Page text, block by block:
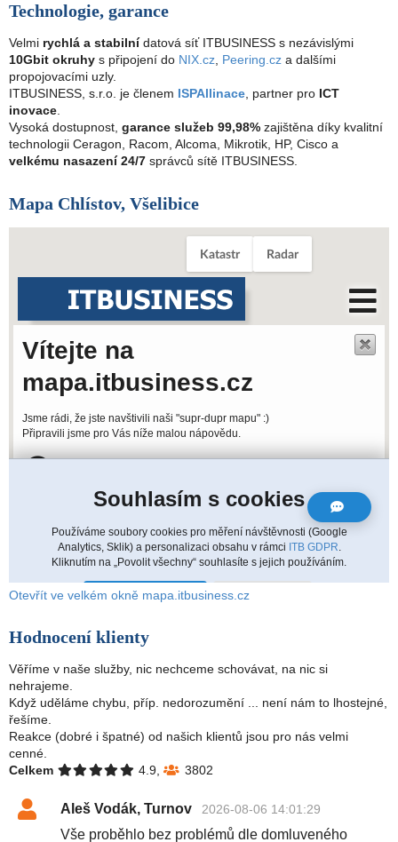
Technologie, garance
Velmi rychlá a stabilnídatová síť ITBUSINESS s nezávislými
10Gbit okruhy s připojení do NIX.cz, Peering.cz a dalšími
propojovacími uzly.
ITBUSINESS, s.r.o. je členem ISPAllinace, partner pro ICT
inovace.
Vysoká dostupnost, garance služeb 99,98% zajištěna díky kvalitní
technologii Ceragon, Racom, Alcoma, Mikrotik, HP, Cisco a
velkému nasazení 24/7 správců sítě ITBUSINESS.
Mapa Chlístov, Všelibice
Otevřít ve velkém okně mapa.itbusiness.cz
Hodnocení klienty
Věříme v naše služby, nic nechceme schovávat, na nic si
nehrajeme.
Když uděláme chybu, příp. nedorozumění ... není nám to lhostejné,
řešíme.
Reakce (dobré i špatné) od našich klientů jsou pro nás velmi
cenné.
Celkem
4.9, 3802
Aleš Vodák, Turnov 2026-08-06 14:01:29
Vše proběhlo bez problémů dle domluveného